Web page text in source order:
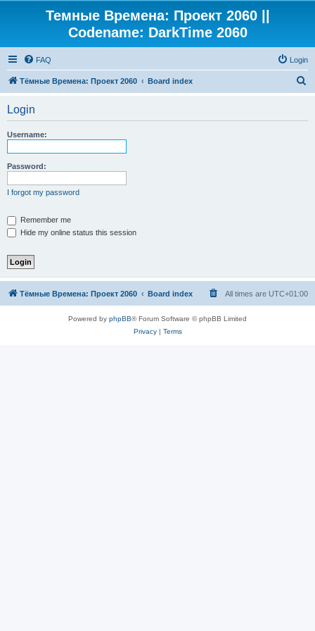
Темные Времена: Проект 2060 ||
Codename: DarkTime 2060
FAQ Login
Тёмные Времена: Проект 2060 Board index
Login
Username:
Password:
I forgot my password
Remember me
Hide my online status this session
Тёмные Времена: Проект 2060 Board index All times are UTC+01:00
Powered by phpBB® Forum Software © phpBB Limited
Privacy| Terms